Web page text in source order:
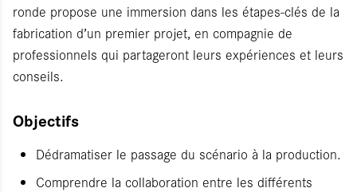
ronde propose une immersion dans les étapes-clés de la
fabrication d’un premier projet, en compagnie de
professionnels qui partageront leurs expériences et leurs
conseils.
Objectifs
Dédramatiser le passage du scénario à la production.
Comprendre la collaboration entre les différents